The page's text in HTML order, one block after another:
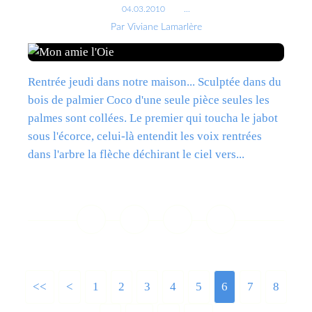
04.03.2010
Par Viviane Lamarlère
Rentrée jeudi dans notre maison... Sculptée dans du
bois de palmier Coco d'une seule pièce seules les
palmes sont collées. Le premier qui toucha le jabot
sous l'écorce, celui-là entendit les voix rentrées
dans l'arbre la flèche déchirant le ciel vers...
<< < 1 2 3 4 5 6 7 8